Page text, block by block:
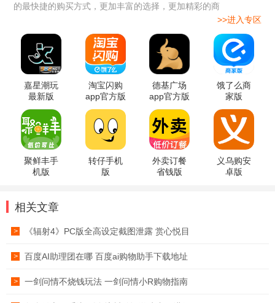
的最快捷的购买方式，更加丰富的选择，更加精彩的商
>>进入专区
嘉星潮玩
最新版
淘宝闪购
app官方版
德基广场
app官方版
饿了么商
家版
聚鲜丰手
机版
转仔手机
版
外卖订餐
省钱版
义乌购安
卓版
相关文章
> 《辐射4》PC版全高设定截图泄露 赏心悦目
> 百度AI助理团在哪 百度ai购物助手下载地址
> 一剑问情不烧钱玩法 一剑问情小R购物指南